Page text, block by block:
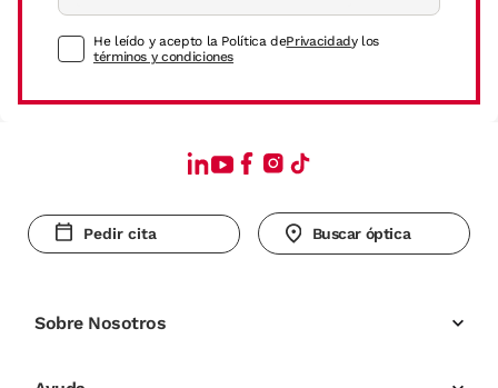
He leído y acepto la Política dePrivacidady los
términos y condiciones
Pedir cita Buscar óptica
Sobre Nosotros